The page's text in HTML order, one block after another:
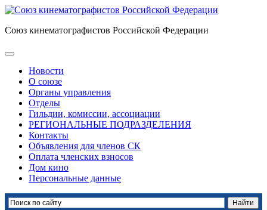
Союз кинематографистов Российской Федерации
Новости
О союзе
Органы управления
Отделы
Гильдии, комиссии, ассоциации
РЕГИОНАЛЬНЫЕ ПОДРАЗДЕЛЕНИЯ
Контакты
Объявления для членов СК
Оплата членских взносов
Дом кино
Персональные данные